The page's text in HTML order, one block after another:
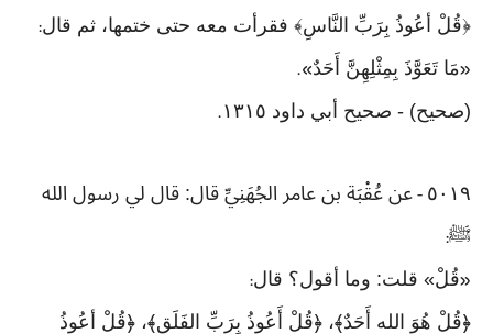
﴿قُلْ أعُوذُ بِرَبِّ النَّاسِ﴾ فقرأت معه حتى ختمها، ثم قال:
«مَا تَعَوَّذَ بِمِثْلِهِنَّ أَحَدٌ».
(صحيح) - صحيح أبي داود ١٣١٥ .
٥٠١٩ - عن عُقْبَة بن عامر الجُهَنِيِّ قال: قال لي رسول الله
ﷺ:
«قُلْ» قلت: وما أقول؟ قال:
﴿قُلْ هُوَ الله أَحَدٌ﴾، ﴿قُلْ أَعُوذُ بِرَبِّ الفَلَق﴾، ﴿قُلْ أعُوذُ